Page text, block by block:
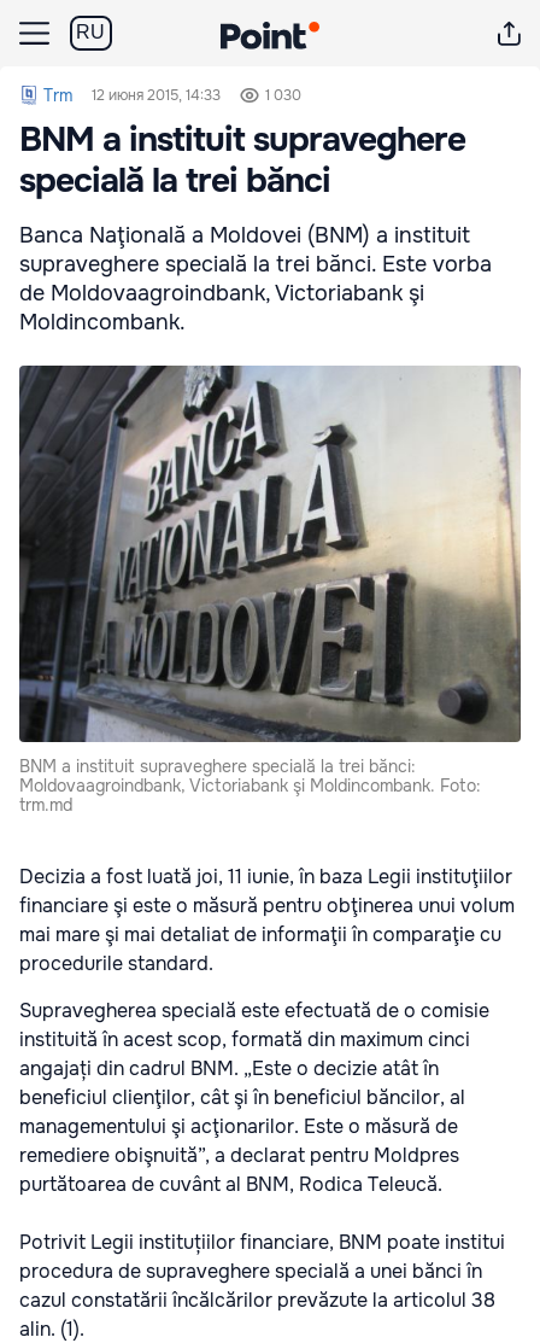
RU
Trm 12 июня 2015, 14:33 1 030
BNM a instituit supraveghere
specială la trei bănci
Banca Naţională a Moldovei (BNM) a instituit
supraveghere specială la trei bănci. Este vorba
de Moldovaagroindbank, Victoriabank şi
Moldincombank.
BNM a instituit supraveghere specială la trei bănci:
Moldovaagroindbank, Victoriabank şi Moldincombank. Foto:
trm.md
Decizia a fost luată joi, 11 iunie, în baza Legii instituţiilor
financiare şi este o măsură pentru obţinerea unui volum
mai mare şi mai detaliat de informaţii în comparaţie cu
procedurile standard.
Supravegherea specială este efectuată de o comisie
instituită în acest scop, formată din maximum cinci
angajați din cadrul BNM. „Este o decizie atât în
beneficiul clienţilor, cât şi în beneficiul băncilor, al
managementului şi acţionarilor. Este o măsură de
remediere obişnuită”, a declarat pentru Moldpres
purtătoarea de cuvânt al BNM, Rodica Teleucă.
Potrivit Legii instituțiilor financiare, BNM poate institui
procedura de supraveghere specială a unei bănci în
cazul constatării încălcărilor prevăzute la articolul 38
alin. (1).